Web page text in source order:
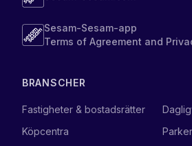
Sesam-Sesam-app
Terms of Agreement and
BRANSCHER
Fastigheter & bostadsrätter
Köpcentra